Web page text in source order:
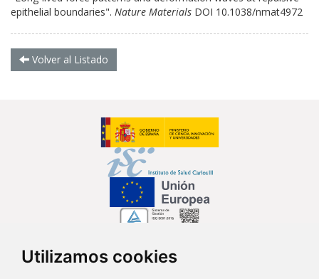
Utilizamos cookies
epithelial boundaries". Nature Materials DOI 10.1038/nmat4972
Volver al Listado
Síguenos en...